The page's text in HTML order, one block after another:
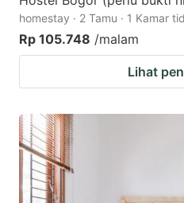
homestay · 2 Tamu · 1 Kamar
Rp 105.748 /malam
Lihat